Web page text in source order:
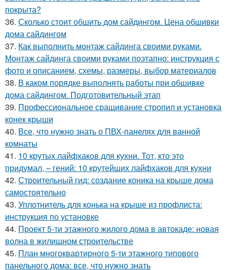
покрыта?
36. Сколько стоит обшить дом сайдингом. Цена обшивки
дома сайдингом
37. Как выполнить монтаж сайдинга своими руками.
Монтаж сайдинга своими руками поэтапно: инструкция с
фото и описанием, схемы, размеры, выбор материалов
38. В каком порядке выполнять работы при обшивке
дома сайдингом. Подготовительный этап
39. Профессиональное сращивание стропил и установка
конек крыши
40. Все, что нужно знать о ПВХ-панелях для ванной
комнаты
41. 10 крутых лайфхаков для кухни. Тот, кто это
придумал, – гений: 10 крутейших лайфхаков для кухни
42. Строительный гид: создание коника на крыше дома
самостоятельно
43. Уплотнитель для конька на крыше из профлиста:
инструкция по установке
44. Проект 5-ти этажного жилого дома в автокаде: новая
волна в жилищном строительстве
45. План многоквартирного 5-ти этажного типового
панельного дома: все, что нужно знать